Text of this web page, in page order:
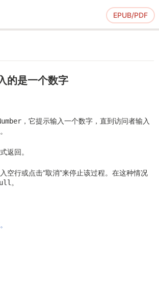
EPUB/PDF
的是一个数字
，它提示输入一个数字，直到访问者输入
返回。
空行或点击“取消”来停止该过程。在这种情况
。